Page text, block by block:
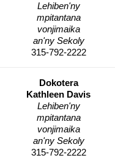
Lehiben'ny
mpitantana
vonjimaika
an'ny Sekoly
315-792-2222
Dokotera
Kathleen Davis
Lehiben'ny
mpitantana
vonjimaika
an'ny Sekoly
315-792-2222